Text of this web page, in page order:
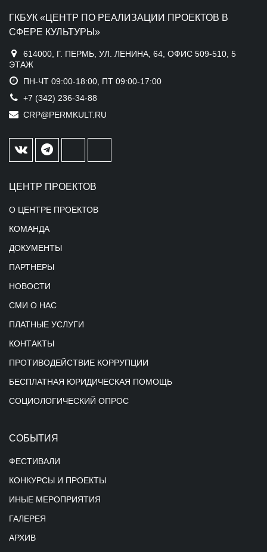
ГКБУК «ЦЕНТР ПО РЕАЛИЗАЦИИ ПРОЕКТОВ В
СФЕРЕ КУЛЬТУРЫ»
614000, Г. ПЕРМЬ, УЛ. ЛЕНИНА, 64, ОФИС 509-510, 5
ЭТАЖ
ПН-ЧТ 09:00-18:00, ПТ 09:00-17:00
+7 (342) 236-34-88
CRP@PERMKULT.RU
ЦЕНТР ПРОЕКТОВ
О ЦЕНТРЕ ПРОЕКТОВ
КОМАНДА
ДОКУМЕНТЫ
ПАРТНЕРЫ
НОВОСТИ
СМИ О НАС
ПЛАТНЫЕ УСЛУГИ
КОНТАКТЫ
ПРОТИВОДЕЙСТВИЕ КОРРУПЦИИ
БЕСПЛАТНАЯ ЮРИДИЧЕСКАЯ ПОМОЩЬ
СОЦИОЛОГИЧЕСКИЙ ОПРОС
СОБЫТИЯ
ФЕСТИВАЛИ
КОНКУРСЫ И ПРОЕКТЫ
ИНЫЕ МЕРОПРИЯТИЯ
ГАЛЕРЕЯ
АРХИВ